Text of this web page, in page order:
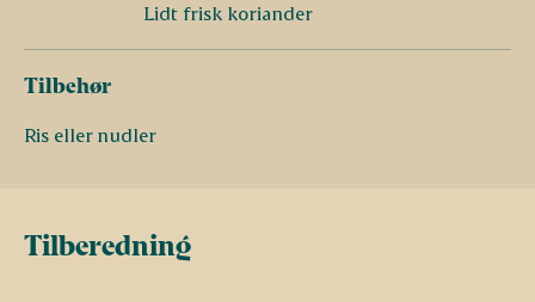
Lidt frisk koriander
Tilbehør
Ris eller nudler
Tilberedning